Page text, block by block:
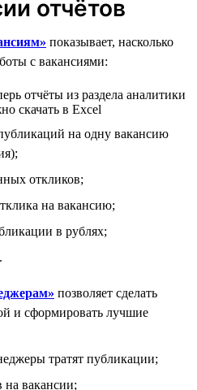
отчётов
показывает, насколько
с вакансиями:
на одну вакансию
откликов;
на вакансию;
в рублях;
позволяет сделать
и сформировать лучшие
тратят публикации;
на вакансии;